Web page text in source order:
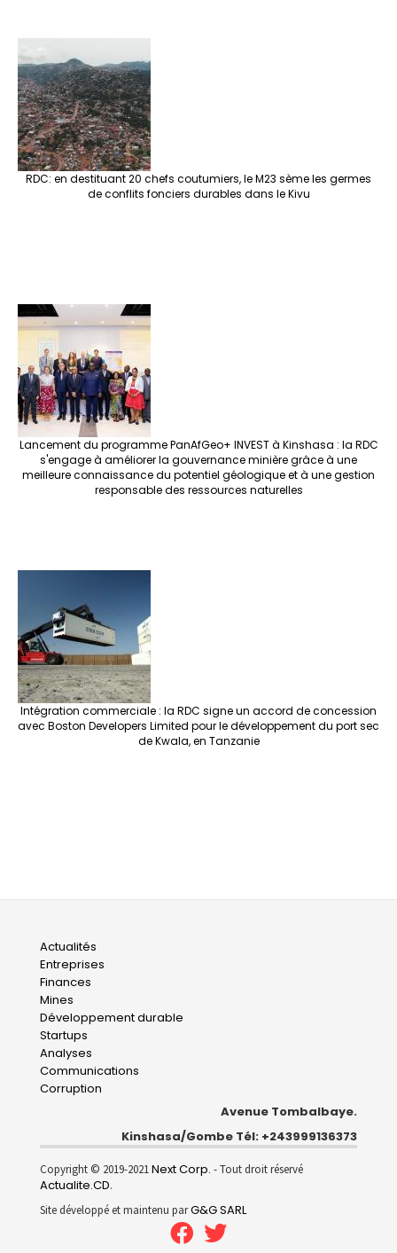
RDC: en destituant 20 chefs coutumiers, le M23 sème les germes
de conflits fonciers durables dans le Kivu
Lancement du programme PanAfGeo+ INVEST à Kinshasa : la RDC
s'engage à améliorer la gouvernance minière grâce à une
meilleure connaissance du potentiel géologique et à une gestion
responsable des ressources naturelles
Intégration commerciale : la RDC signe un accord de concession
avec Boston Developers Limited pour le développement du port sec
de Kwala, en Tanzanie
Main
navigation
Actualités
Entreprises
Finances
Mines
Développement durable
Startups
Analyses
Communications
Corruption
Avenue Tombalbaye.
Kinshasa/Gombe Tél: +243999136373
Copyright © 2019-2021Next Corp. - Tout droit réservé
Actualite.CD.
Site développé et maintenu parG&G SARL